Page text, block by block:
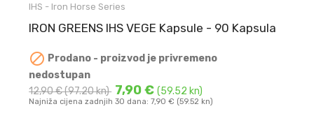
IHS - Iron Horse Series
IRON GREENS IHS VEGE Kapsule - 90 Kapsula
 Prodano - proizvod je privremeno
nedostupan
12,90 €(97.20 kn) 7,90 €(59.52 kn)
Najniža cijena zadnjih 30 dana: 7,90 € (59.52 kn)